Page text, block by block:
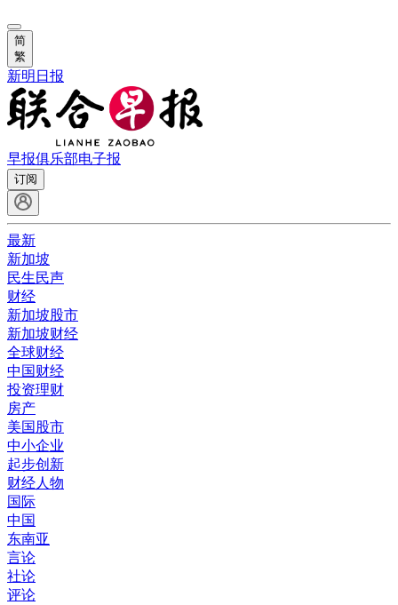
简
繁
新明日报
早报俱乐部电子报
订阅
最新
新加坡
民生民声
财经
新加坡股市
新加坡财经
全球财经
中国财经
投资理财
房产
美国股市
中小企业
起步创新
财经人物
国际
中国
东南亚
言论
社论
评论